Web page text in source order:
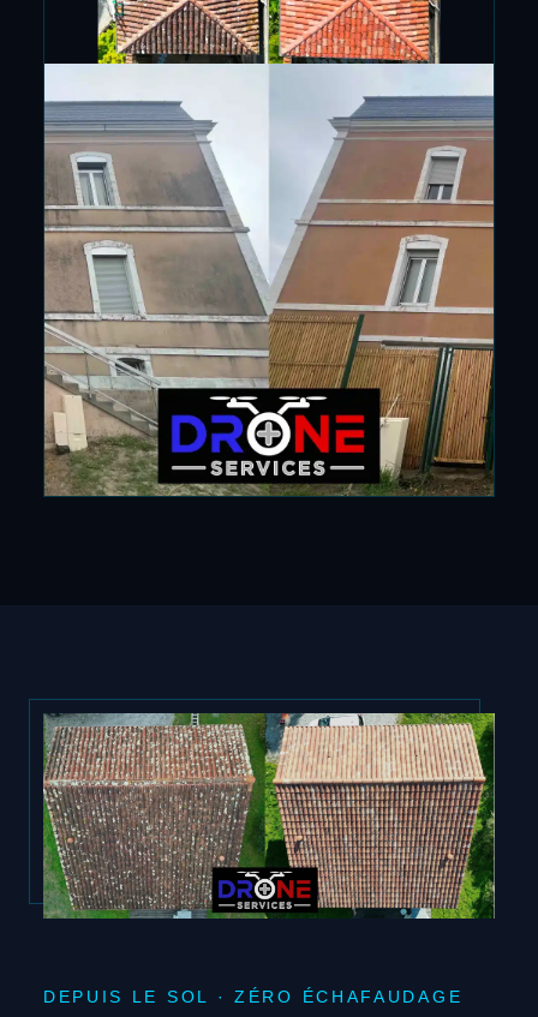
DEPUIS LE SOL · ZÉRO ÉCHAFAUDAGE